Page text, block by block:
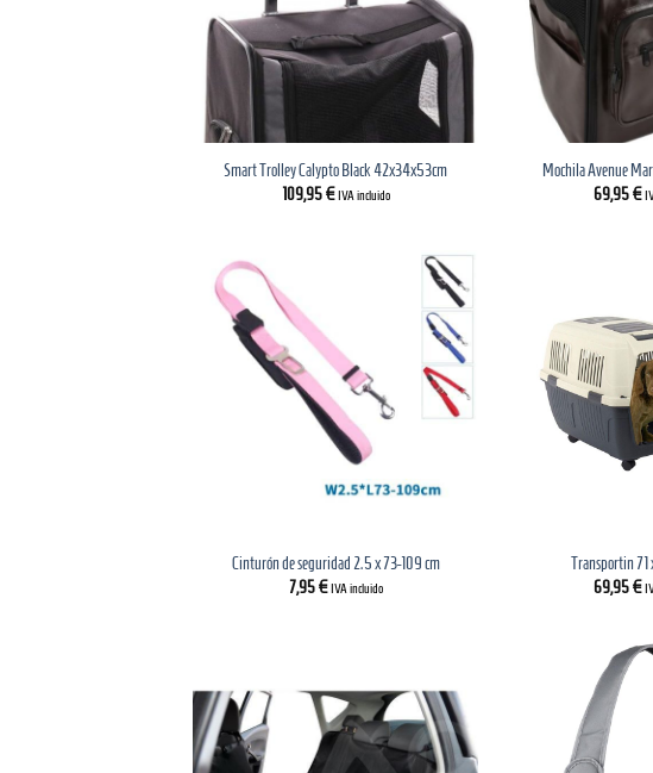
Smart Trolley Calypto Black 42x34x53cm
109,95€ IVA incluido
Mochila Avenue
69,95€
Cinturón de seguridad 2.5 x 73-109 cm
7,95€ IVA incluido
Transportin 71
69,95€